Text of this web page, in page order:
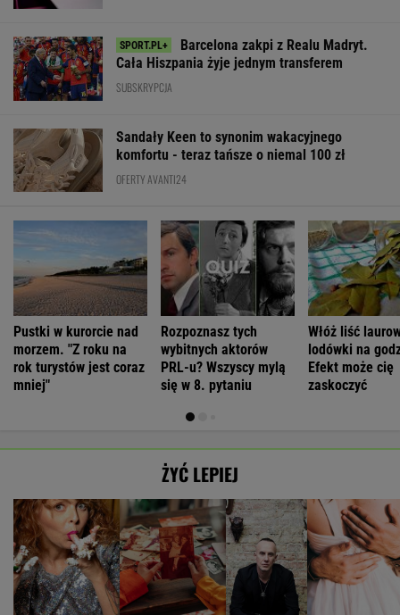
Barcelona zakpi z Realu Madryt.
Cała Hiszpania żyje jednym transferem
SUBSKRYPCJA
Sandały Keen to synonim wakacyjnego
komfortu - teraz tańsze o niemal 100 zł
OFERTY AVANTI24
Pustki w kurorcie nad
morzem. "Z roku na
rok turystów jest coraz
mniej"
Rozpoznasz tych
wybitnych aktorów
PRL-u? Wszyscy mylą
się w 8. pytaniu
Włóż liść
lodówki na
Efekt może cię
zaskoczyć
ŻYĆ LEPIEJ